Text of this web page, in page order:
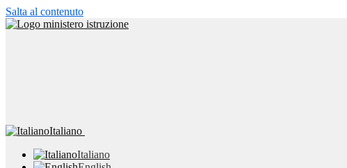
Salta al contenuto
Italiano
Italiano